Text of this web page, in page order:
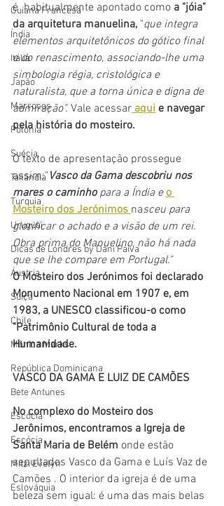
Guiana Francesa
Índia
Itália
Japão
Marrocos
Polônia
Suécia
Tailândia
Turquia
Uruguai
Dicas de Londres by Dani Paiva
Áustria
Suíça
Chile
Mônica Marks
República Dominicana
Bete Antunes
Escócia
Escócia
Mitzi Evelyn
Eslováquia
é  habitualmente apontado como a "jóia"
da arquitetura manuelina, "que integra
elementos arquitetônicos do gótico final
e do renascimento, associando-lhe uma
simbologia régia, cristológica e
naturalista, que a torna única e digna de
admiração". Vale acessar aqui e navegar
pela história do mosteiro.
O texto de apresentação prossegue
assim:" Vasco da Gama descobriu nos
mares o caminho para a Índia e o
Mosteiro dos Jerónimos nasceu para
glorificar o achado e a visão de um rei.
Obra prima do Manuelino, não há nada
que se lhe compare em Portugal."
O Mosteiro dos Jerónimos foi declarado
Monumento Nacional em 1907 e, em
1983, a UNESCO classificou-o como
"Patrimônio Cultural de toda a
Humanidade.
VASCO DA GAMA E LUIZ DE CAMÕES
No complexo do Mosteiro dos
Jerônimos, encontramos a Igreja de
Santa Maria de Belém onde estão
sepultados Vasco da Gama e Luís Vaz de
Camões . O interior da igreja é de uma
beleza sem igual: é uma das mais belas